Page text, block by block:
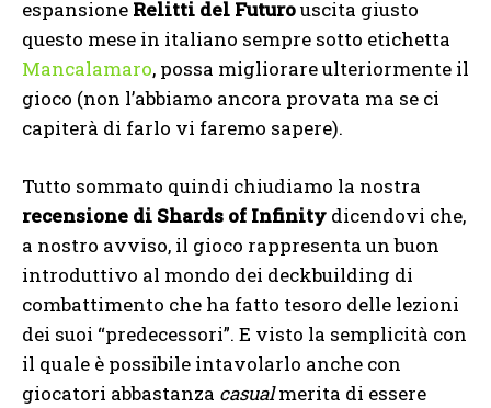
espansione Relitti del Futurouscita giusto
questo mese in italiano sempre sotto etichetta
Mancalamaro, possa migliorare ulteriormente il
gioco (non l’abbiamo ancora provata ma se ci
capiterà di farlo vi faremo sapere).
Tutto sommato quindi chiudiamo la nostra
recensione di Shards of Infinity dicendovi che,
a nostro avviso, il gioco rappresenta un buon
introduttivo al mondo dei deckbuilding di
combattimento che ha fatto tesoro delle lezioni
dei suoi “predecessori”. E visto la semplicità con
il quale è possibile intavolarlo anche con
giocatori abbastanza casualmerita di essere